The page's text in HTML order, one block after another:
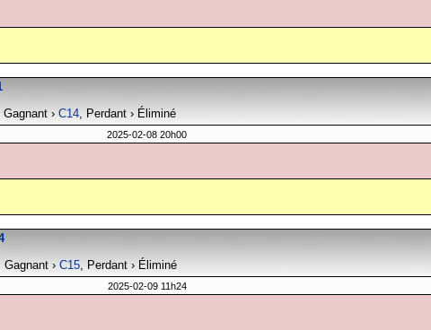
› C14, Perdant › Éliminé
2025-02-08 20h00
› C15, Perdant › Éliminé
2025-02-09 11h24